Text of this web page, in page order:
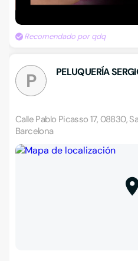
Recomendado por qdq
P PELUQUERÍA
Calle Pablo Picasso 17, 08830,
Barcelona